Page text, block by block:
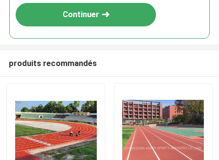
Continuer
produits recommandés